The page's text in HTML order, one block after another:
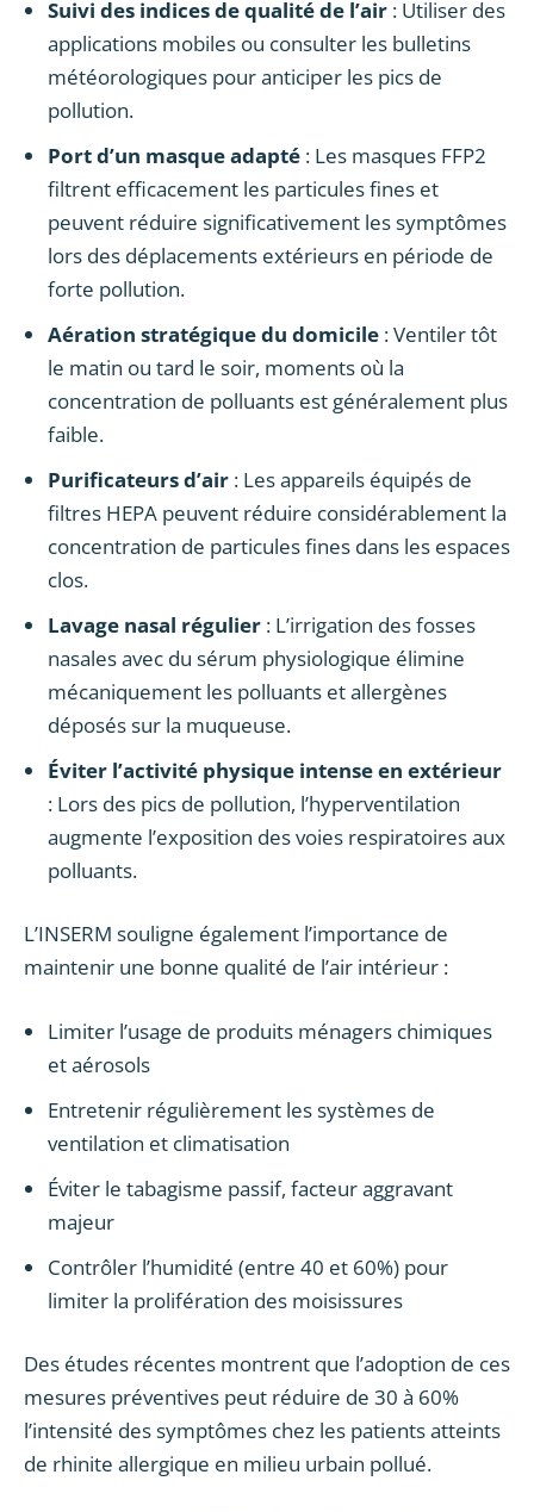
Suivi des indices de qualité de l’air : Utiliser des
applications mobiles ou consulter les bulletins
météorologiques pour anticiper les pics de
pollution.
Port d’un masque adapté : Les masques FFP2
filtrent efficacement les particules fines et
peuvent réduire significativement les symptômes
lors des déplacements extérieurs en période de
forte pollution.
Aération stratégique du domicile : Ventiler tôt
le matin ou tard le soir, moments où la
concentration de polluants est généralement plus
faible.
Purificateurs d’air : Les appareils équipés de
filtres HEPA peuvent réduire considérablement la
concentration de particules fines dans les espaces
clos.
Lavage nasal régulier : L’irrigation des fosses
nasales avec du sérum physiologique élimine
mécaniquement les polluants et allergènes
déposés sur la muqueuse.
Éviter l’activité physique intense en extérieur
: Lors des pics de pollution, l’hyperventilation
augmente l’exposition des voies respiratoires aux
polluants.
L’INSERM souligne également l’importance de
maintenir une bonne qualité de l’air intérieur :
Limiter l’usage de produits ménagers chimiques
et aérosols
Entretenir régulièrement les systèmes de
ventilation et climatisation
Éviter le tabagisme passif, facteur aggravant
majeur
Contrôler l’humidité (entre 40 et 60%) pour
limiter la prolifération des moisissures
Des études récentes montrent que l’adoption de ces
mesures préventives peut réduire de 30 à 60%
l’intensité des symptômes chez les patients atteints
de rhinite allergique en milieu urbain pollué.